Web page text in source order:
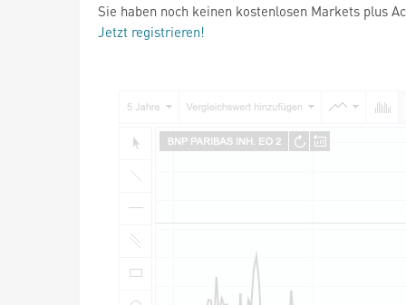
Sie haben noch keinen kostenlosen Markets plus
Jetzt registrieren!